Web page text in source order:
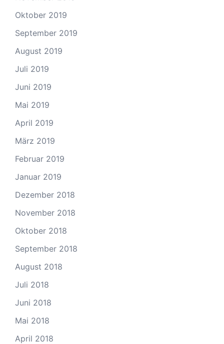
Oktober 2019
September 2019
August 2019
Juli 2019
Juni 2019
Mai 2019
April 2019
März 2019
Februar 2019
Januar 2019
Dezember 2018
November 2018
Oktober 2018
September 2018
August 2018
Juli 2018
Juni 2018
Mai 2018
April 2018